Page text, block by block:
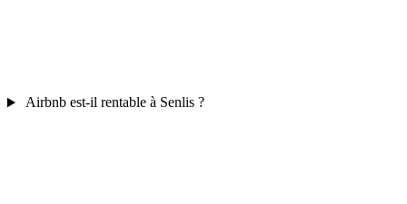
Airbnb est-il rentable à Senlis ?